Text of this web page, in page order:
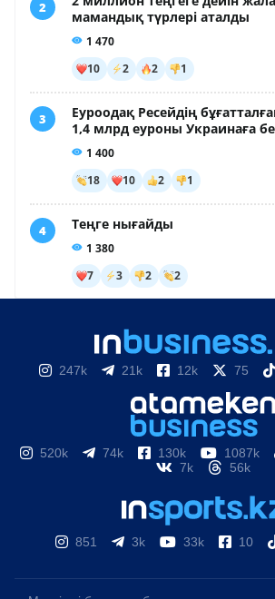
247k 21k 12k 75
520k 74k 130k 1087k
7k
56k
851 3k 33k 10